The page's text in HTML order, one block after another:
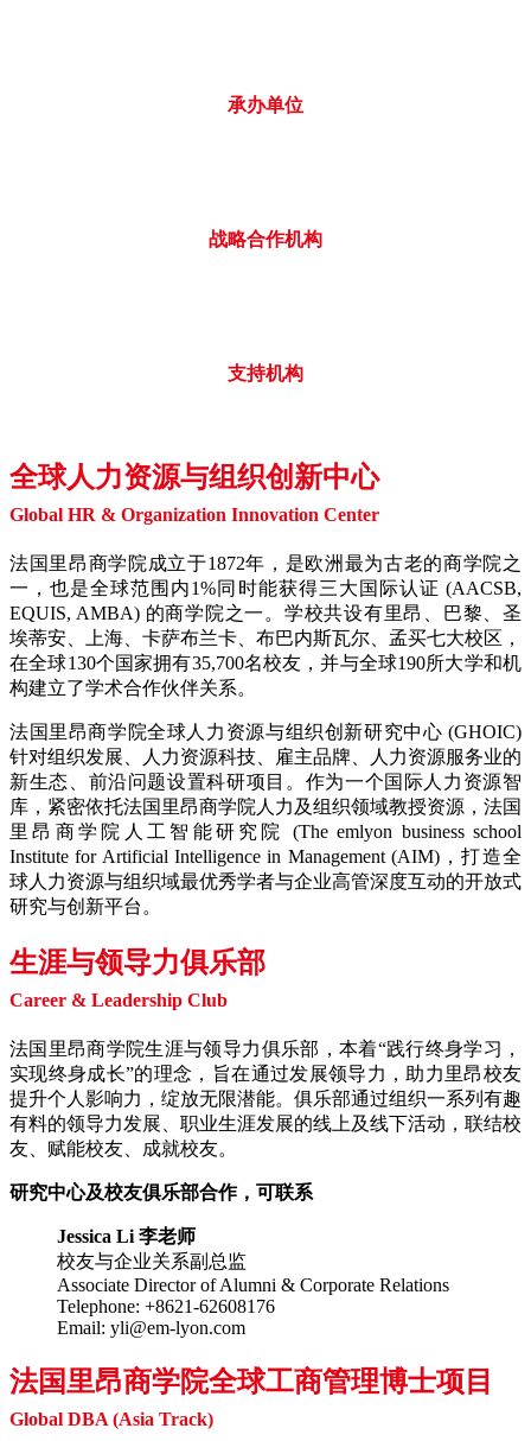
承办单位
战略合作机构
支持机构
全球人力资源与组织创新中心
Global HR & Organization Innovation Center
法国里昂商学院成立于1872年，是欧洲最为古老的商学院之
一，也是全球范围内1%同时能获得三大国际认证 (AACSB,
EQUIS, AMBA) 的商学院之一。学校共设有里昂、巴黎、圣
埃蒂安、上海、卡萨布兰卡、布巴内斯瓦尔、孟买七大校区，
在全球130个国家拥有35,700名校友，并与全球190所大学和机
构建立了学术合作伙伴关系。
法国里昂商学院全球人力资源与组织创新研究中心 (GHOIC)
针对组织发展、人力资源科技、雇主品牌、人力资源服务业的
新生态、前沿问题设置科研项目。作为一个国际人力资源智
库，紧密依托法国里昂商学院人力及组织领域教授资源，法国
里昂商学院人工智能研究院 (The emlyon business school
Institute for Artificial Intelligence in Management (AIM)，打造全
球人力资源与组织域最优秀学者与企业高管深度互动的开放式
研究与创新平台。
生涯与领导力俱乐部
Career & Leadership Club
法国里昂商学院生涯与领导力俱乐部，本着“践行终身学习，
实现终身成长”的理念，旨在通过发展领导力，助力里昂校友
提升个人影响力，绽放无限潜能。俱乐部通过组织一系列有趣
有料的领导力发展、职业生涯发展的线上及线下活动，联结校
友、赋能校友、成就校友。
研究中心及校友俱乐部合作，可联系
Jessica Li 李老师
校友与企业关系副总监
Associate Director of Alumni & Corporate Relations
Telephone: +8621-62608176
Email: yli@em-lyon.com
法国里昂商学院全球工商管理博士项目
Global DBA (Asia Track)